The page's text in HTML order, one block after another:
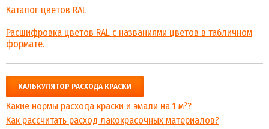
Каталог цветов RAL
Расшифровка цветов RAL с названиями цветов в табличном
формате.
КАЛЬКУЛЯТОР РАСХОДА КРАСКИ
Какие нормы расхода краски и эмали на 1 м²?
Как рассчитать расход лакокрасочных материалов?